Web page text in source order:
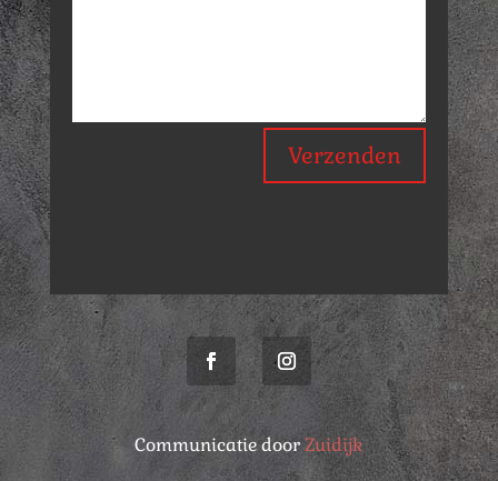
Verzenden
Communicatie door Zuidijk